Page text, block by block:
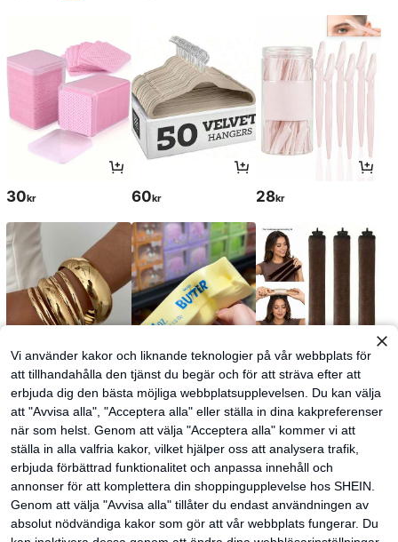
30kr 60kr 28kr
61 kr 52 kr 37 -2%
Vi använder kakor och liknande teknologier på vår webbplats för
att tillhandahålla den tjänst du begär och för att sträva efter att
erbjuda dig den bästa möjliga webbplatsupplevelsen. Du kan välja
att "Avvisa alla", "Acceptera alla" eller ställa in dina kakpreferenser
när som helst. Genom att välja "Acceptera alla" kommer vi att
ställa in alla valfria kakor, vilket hjälper oss att analysera trafik,
erbjuda förbättrad funktionalitet och anpassa innehåll och
annonser för att komplettera din shoppingupplevelse hos SHEIN.
Genom att välja "Avvisa alla" tillåter du endast användningen av
absolut nödvändiga kakor som gör att vår webbplats fungerar. Du